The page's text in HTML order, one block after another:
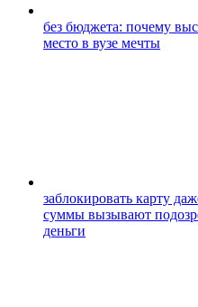
без бюджета: почему
место в вузе мечты
заблокировать карту
суммы вызывают
деньги